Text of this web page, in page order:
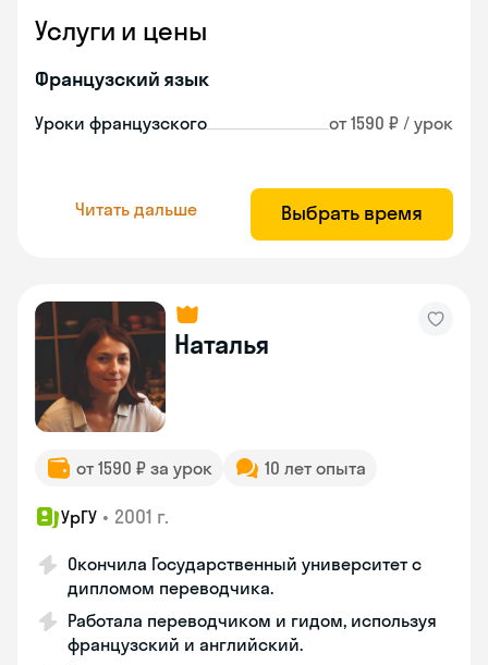
Услуги и цены
Французский язык
Уроки французского от 1590 ₽ / урок
Читать дальше Выбрать время
Наталья
от 1590 ₽ за урок 10 лет опыта
УрГУ • 2001 г.
Окончила Государственный университет с
дипломом переводчика.
Работала переводчиком и гидом, используя
французский и английский.